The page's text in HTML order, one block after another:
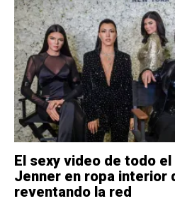
El sexy video de todo
Jenner en ropa interior
reventando la red